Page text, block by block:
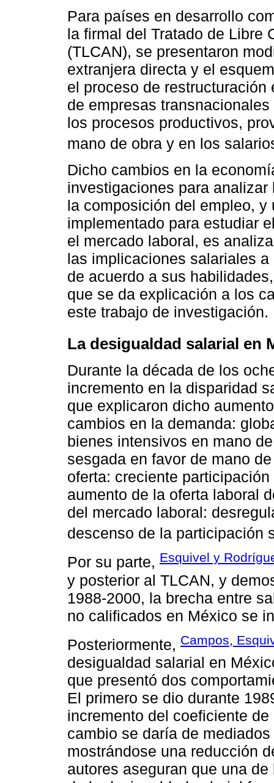
Para países en desarrollo
la firmal del Tratado de Libre
(TLCAN), se presentaron
extranjera directa y el
el proceso de
de empresas
los procesos productivos,
mano de obra y en los
Dicho cambios en la
investigaciones para
la composición del empleo,
implementado para estudiar
el mercado laboral, es
las implicaciones salariales
de acuerdo a sus
que se da explicación a los
este trabajo de investigación.
La desigualdad salarial en
Durante la década de los
incremento en la disparidad
que explicaron dicho
cambios en la demanda:
bienes intensivos en mano
sesgada en favor de mano
oferta: creciente
aumento de la oferta laboral
del mercado laboral:
descenso de la participación
Por su parte, Esquivel y
y posterior al TLCAN, y
1988-2000, la brecha entre
no calificados en México se
Posteriormente, Campos,
desigualdad salarial en
que presentó dos
El primero se dio durante
incremento del coeficiente
cambio se daría de
mostrándose una reducción
autores aseguran que una